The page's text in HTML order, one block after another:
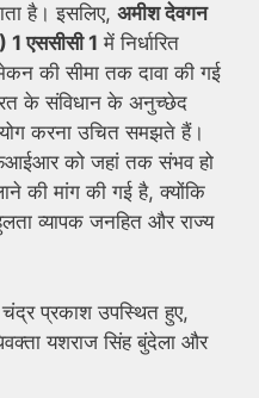
है। इसलिए, अमीश देवगन
एससीसी 1 में निर्धारित
की सीमा तक दावा की गई
के संविधान के अनुच्छेद
करना उचित समझते हैं।
को जहां तक संभव हो
की मांग की गई है, क्योंकि
व्यापक जनहित और राज्य
प्रकाश उपस्थित हुए,
यशराज सिंह बुंदेला और